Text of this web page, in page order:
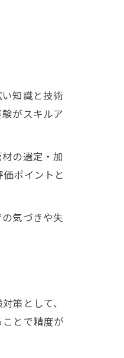
知識と技術
がスキルア
の選定・加
ポイントと
気づきや失
策として、
とで精度が